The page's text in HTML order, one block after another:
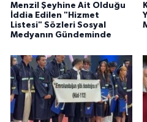
Menzil Şeyhine Ait Olduğu
İddia Edilen "Hizmet
Listesi" Sözleri Sosyal
Medyanın Gündeminde